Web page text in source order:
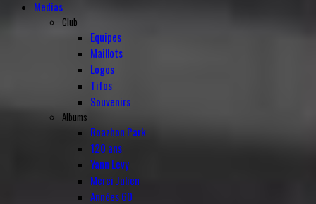
Medias
Club
Equipes
Maillots
Logos
Tifos
Souvenirs
Albums
Roazhon Park
120 ans
Yann Levy
Merci Julien
Années 60